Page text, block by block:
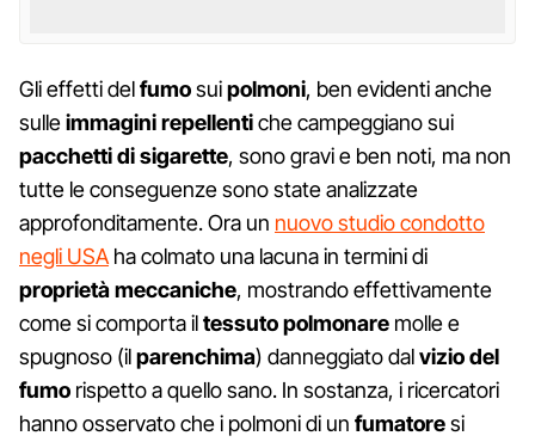
Gli effetti delfumosuipolmoni, ben evidenti anche
sulleimmagini repellentiche campeggiano sui
pacchetti di sigarette, sono gravi e ben noti, ma non
tutte le conseguenze sono state analizzate
approfonditamente. Ora un nuovo studio condotto
negli USA ha colmato una lacuna in termini di
proprietà meccaniche, mostrando effettivamente
come si comporta iltessuto polmonare molle e
spugnoso (ilparenchima) danneggiato dalvizio del
fumo rispetto a quello sano. In sostanza, i ricercatori
hanno osservato che i polmoni di un fumatoresi